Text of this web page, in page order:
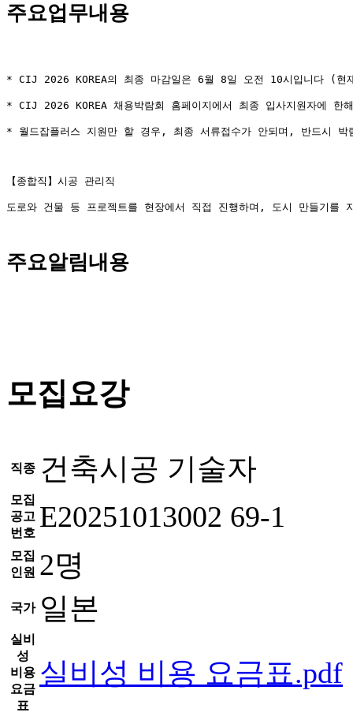
주요업무내용
도로와 건물 등 프로젝트를 현장에서 직접 진행하며, 도시 만들기를
주요알림내용
모집요강
직종 건축시공 기술자
모집
공고
번호 E20251013002 69-1
모집
인원 2명
국가 일본
실비
성
비용
요금
표
실비성 비용 요금표.pdf